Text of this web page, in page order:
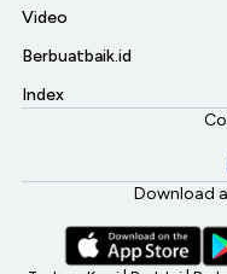
Video
Berbuatbaik.id
Index
Download